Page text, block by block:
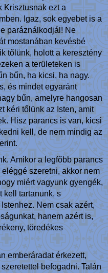
Krisztusnak ezt a
Igaz, sok egyebet is a
paráználkodjál! Ne
mostanában kevésbé
tőlünk, holott a keresztény
a területeken is
bűn, ha kicsi, ha nagy.
és mindet egyaránt
bűn, amelyre hangosan
kéri tőlünk az Isten, amit
Hisz parancs is van, kicsi
kell, de nem mindig az
Amikor a legfőbb parancs
szeretni, akkor nem
miért vagyunk gyengék,
kell tartanunk, s
Nem csak azért,
hanem azért is,
töredékes
emberáradat érkezett,
befogadni. Talán